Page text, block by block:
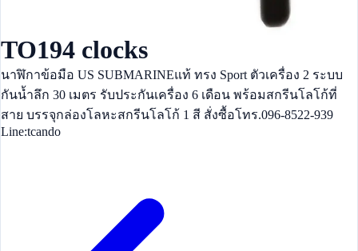
TO194 clocks
นาฬิกาข้อมือ US SUBMARINEแท้ ทรง Sport ตัวเครื่อง 2 ระบบ
กันน้ำลึก 30 เมตร รับประกันเครื่อง 6 เดือน พร้อมสกรีนโลโก้ที่
สาย บรรจุกล่องโลหะสกรีนโลโก้ 1 สี สั่งซื้อโทร.096-8522-939
Line:tcando